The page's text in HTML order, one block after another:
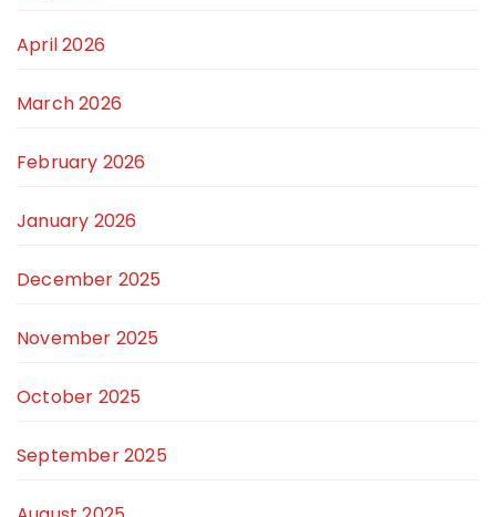
April 2026
March 2026
February 2026
January 2026
December 2025
November 2025
October 2025
September 2025